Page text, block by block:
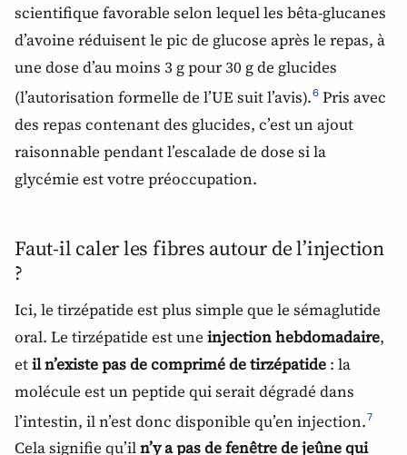
scientifique favorable selon lequel les bêta-glucanes
d’avoine réduisent le pic de glucose après le repas, à
une dose d’au moins 3 g pour 30 g de glucides
(l’autorisation formelle de l’UE suit l’avis).6 Pris avec
des repas contenant des glucides, c’est un ajout
raisonnable pendant l’escalade de dose si la
glycémie est votre préoccupation.
Faut-il caler les fibres autour de l’injection
?
Ici, le tirzépatide est plus simple que le sémaglutide
oral. Le tirzépatide est une injection hebdomadaire,
etil n’existe pas de comprimé de tirzépatide : la
molécule est un peptide qui serait dégradé dans
l’intestin, il n’est donc disponible qu’en injection.7
Cela signifie qu’iln’y a pas de fenêtre de jeûne qui